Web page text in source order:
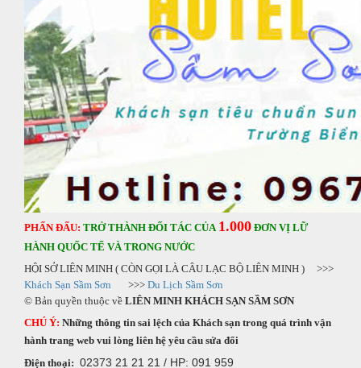
PHẤN ĐẤU: TRỞ THÀNH ĐỐI TÁC CỦA 1.000 ĐƠN VỊ LỮ
HÀNH QUỐC TẾ VÀ TRONG NƯỚC
HỘI SỞ LIÊN MINH ( CÒN GỌI LÀ CÂU LẠC BỘ LIÊN MINH ) >>>
Khách Sạn Sầm Sơn >>> Du Lịch Sầm Sơn
© Bản quyền thuộc về LIÊN MINH KHÁCH SẠN SẦM SƠN
CHÚ Ý: Những thông tin sai lệch của Khách sạn trong quá trình vận
hành trang web vui lòng liên hệ yêu cầu sửa đổi
Điện thoại: 02373 21 21 21 / HP: 091 959